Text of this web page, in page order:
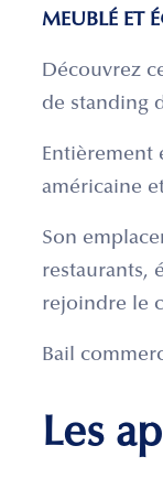
MEUBLÉ ET
Découvrez
de standing
Entièrement
américaine
Son
restaurants,
rejoindre le
Bail
Les